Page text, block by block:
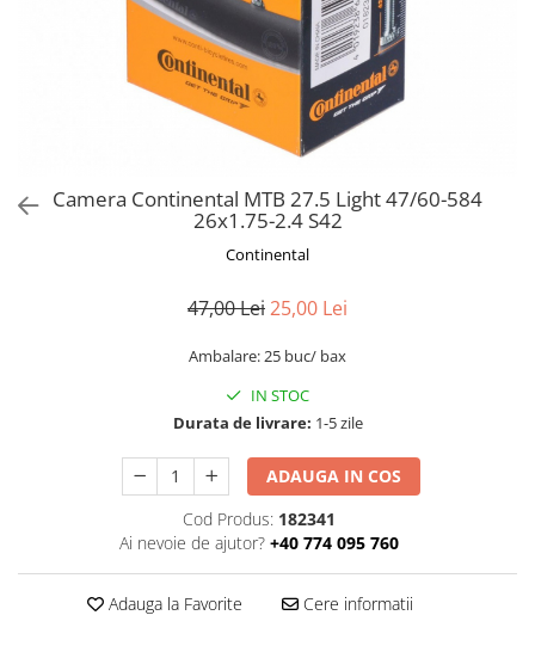
Ghidoane & accesorii
Manete Schimbatoare & Frane
Pipe
Portbagaje si cosuri
Roti ajutatoare
Suporturi & Standuri
Camera Continental MTB 27.5 Light 47/60-584
26x1.75-2.4 S42
Continental
47,00 Lei25,00 Lei
Ambalare: 25 buc/ bax
IN STOC
Durata de livrare: 1-5 zile
ADAUGA IN COS
Cod Produs: 182341
Ai nevoie de ajutor? +40 774 095 760
Adauga la Favorite Cere informatii